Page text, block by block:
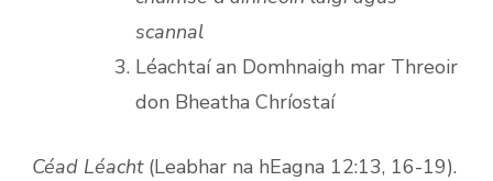
scannal
Léachtaí an Domhnaigh mar Threoir
don Bheatha Chríostaí
Céad Léacht (Leabhar na hEagna 12:13, 16-19).